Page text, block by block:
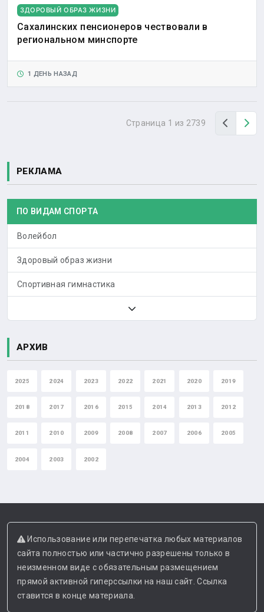
ЗДОРОВЫЙ ОБРАЗ ЖИЗНИ
Сахалинских пенсионеров чествовали в
региональном минспорте
1 ДЕНЬ НАЗАД
Страница 1 из 2739 Назад
РЕКЛАМА
ПО ВИДАМ СПОРТА
Волейбол
Здоровый образ жизни
Спортивная гимнастика
АРХИВ
2025 2024 2023 2022 2021 2020 2019
2018 2017 2016 2015 2014 2013 2012
2011 2010 2009 2008 2007 2006 2005
2004 2003 2002
Использование или перепечатка любых материалов
сайта полностью или частично разрешены только в
неизменном виде с обязательным размещением
прямой активной гиперссылки на наш сайт. Ссылка
ставится в конце материала.